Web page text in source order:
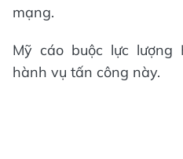
mạng.
Mỹ cáo buộc lực lượng
hành vụ tấn công này.